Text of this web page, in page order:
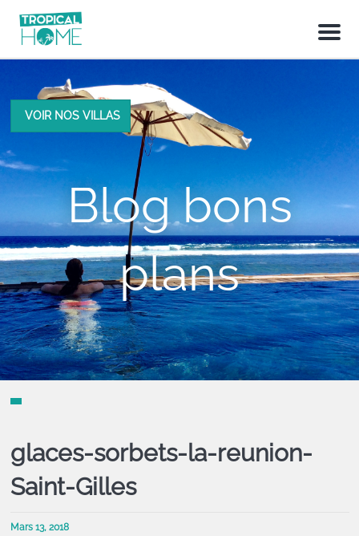
M
n
VOIR NOS VILLAS
Blog bons
plans
glaces-sorbets-la-reunion-
Saint-Gilles
Mars 13, 2018